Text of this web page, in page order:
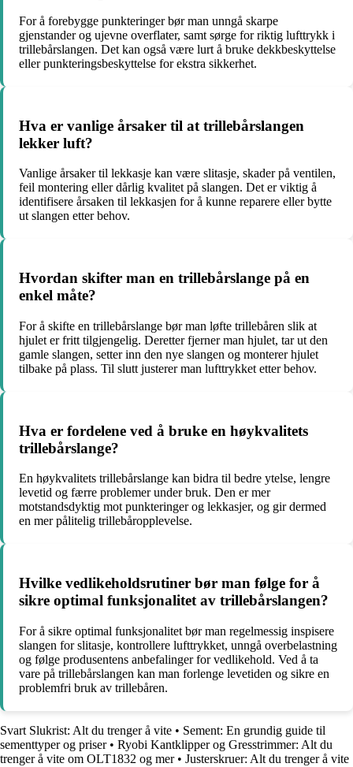
For å forebygge punkteringer bør man unngå skarpe
gjenstander og ujevne overflater, samt sørge for riktig lufttrykk i
trillebårslangen. Det kan også være lurt å bruke dekkbeskyttelse
eller punkteringsbeskyttelse for ekstra sikkerhet.
Hva er vanlige årsaker til at trillebårslangen
lekker luft?
Vanlige årsaker til lekkasje kan være slitasje, skader på ventilen,
feil montering eller dårlig kvalitet på slangen. Det er viktig å
identifisere årsaken til lekkasjen for å kunne reparere eller bytte
ut slangen etter behov.
Hvordan skifter man en trillebårslange på en
enkel måte?
For å skifte en trillebårslange bør man løfte trillebåren slik at
hjulet er fritt tilgjengelig. Deretter fjerner man hjulet, tar ut den
gamle slangen, setter inn den nye slangen og monterer hjulet
tilbake på plass. Til slutt justerer man lufttrykket etter behov.
Hva er fordelene ved å bruke en høykvalitets
trillebårslange?
En høykvalitets trillebårslange kan bidra til bedre ytelse, lengre
levetid og færre problemer under bruk. Den er mer
motstandsdyktig mot punkteringer og lekkasjer, og gir dermed
en mer pålitelig trillebåropplevelse.
Hvilke vedlikeholdsrutiner bør man følge for å
sikre optimal funksjonalitet av trillebårslangen?
For å sikre optimal funksjonalitet bør man regelmessig inspisere
slangen for slitasje, kontrollere lufttrykket, unngå overbelastning
og følge produsentens anbefalinger for vedlikehold. Ved å ta
vare på trillebårslangen kan man forlenge levetiden og sikre en
problemfri bruk av trillebåren.
Svart Slukrist: Alt du trenger å vite • Sement: En grundig guide til
sementtyper og priser• Ryobi Kantklipper og Gresstrimmer: Alt du
trenger å vite om OLT1832 og mer• Justerskruer: Alt du trenger å vite